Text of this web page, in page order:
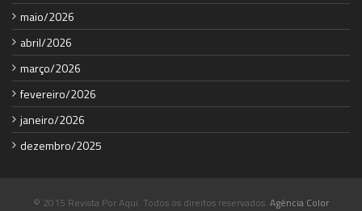
maio/2026
abril/2026
março/2026
fevereiro/2026
janeiro/2026
dezembro/2025
© 2015 Revista Por Aqui. Todos os direitos reservados. Agência Color